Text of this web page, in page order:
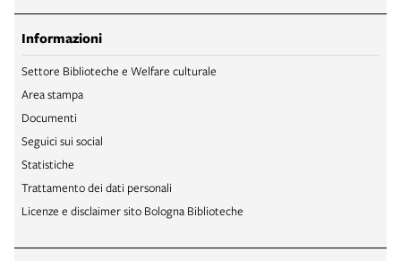
Informazioni
Settore Biblioteche e Welfare culturale
Area stampa
Documenti
Seguici sui social
Statistiche
Trattamento dei dati personali
Licenze e disclaimer sito Bologna Biblioteche